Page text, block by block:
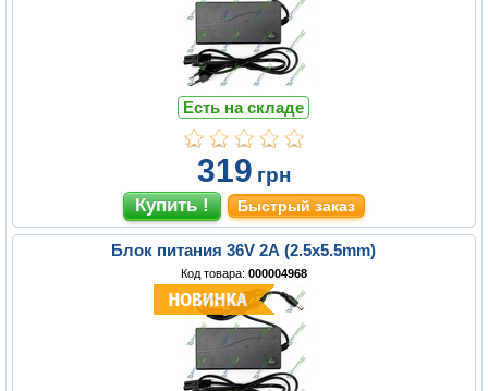
Есть на складе
319 грн
Быстрый заказ
Блок питания 36V 2A (2.5x5.5mm)
Код товара: 000004968